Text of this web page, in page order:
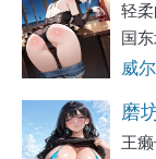
轻
国
滩
的
威
磨
王